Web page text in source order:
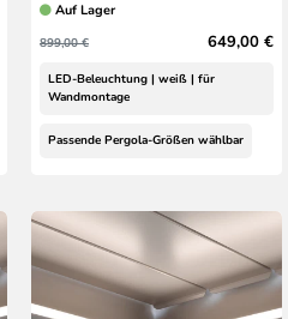
Auf Lager
899,00 € 649,00 €
LED-Beleuchtung | weiß | für
Wandmontage
Passende Pergola-Größen wählbar